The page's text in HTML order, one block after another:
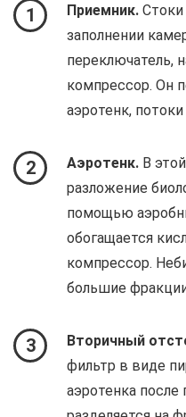
1 Приемник.
заполнении
переключатель,
компрессор. Он
аэротенк,
2 Аэротенк. В
разложение
помощью
обогащается
компрессор.
большие
3 Вторичный
фильтр в виде
аэротенка после